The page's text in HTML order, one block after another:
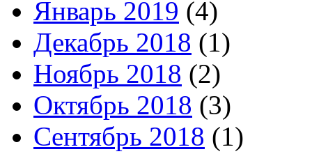
Январь 2019 (4)
Декабрь 2018 (1)
Ноябрь 2018 (2)
Октябрь 2018 (3)
Сентябрь 2018 (1)